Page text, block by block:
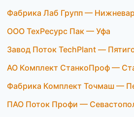
Фабрика Лаб Групп —
ООО ТехРесурс Пак — Уфа
Завод Поток TechPlant —
АО Комплект СтанкоПроф —
Фабрика Комплект Точмаш —
ПАО Поток Профи —